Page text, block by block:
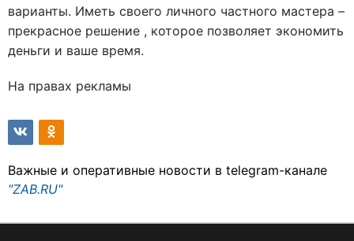
варианты. Иметь своего личного частного мастера –
прекрасное решение , которое позволяет экономить
деньги и ваше время.
На правах рекламы
Важные и оперативные новости в telegram-канале
"ZAB.RU"